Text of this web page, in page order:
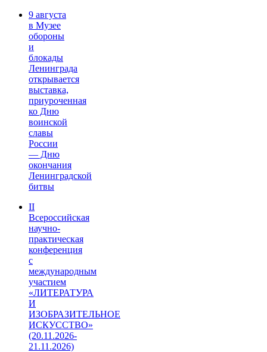
9 августа
в Музее
обороны
и
блокады
Ленинграда
открывается
выставка,
приуроченная
ко Дню
воинской
славы
России
— Дню
окончания
Ленинградской
битвы
II
Всероссийская
научно-
практическая
конференция
с
международным
участием
«ЛИТЕРАТУРА
И
ИЗОБРАЗИТЕЛЬНОЕ
ИСКУССТВО»
(20.11.2026-
21.11.2026)